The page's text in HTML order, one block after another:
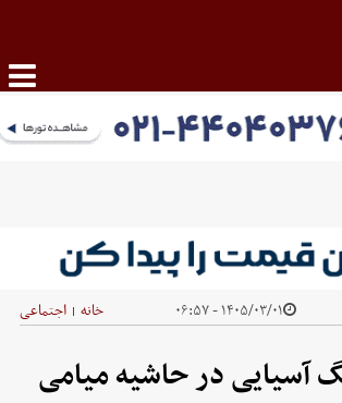
۱۴۰۵/۰۳/۰۱ - ۰۶:۵۷ خانه | اجتماعی
آسیایی در حاشیه میامی